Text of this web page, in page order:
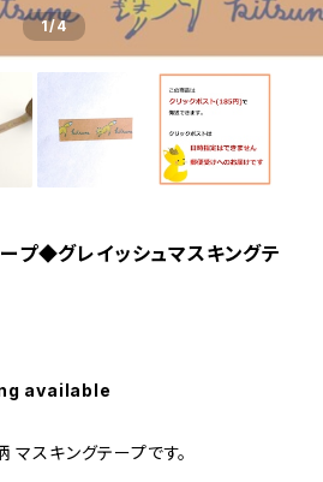
1/4
プ◆グレイッシュマスキングテ
available
スキングテープです。